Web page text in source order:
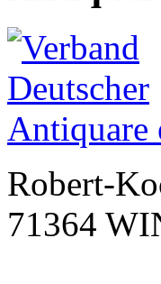
Robert-
71364